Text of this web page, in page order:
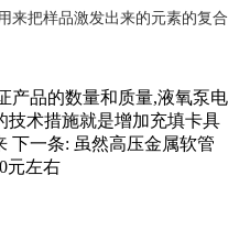
来把样品激发出来的元素的复合
产品的数量和质量,液氧泵电
技术措施就是增加充填卡具
下一条: 虽然高压金属软管
元左右